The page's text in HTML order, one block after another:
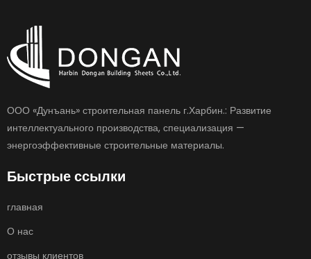
ООО «Дунъань» строительная панель г.Харбин.: Развитие
интеллектуального производства, специализация —
энергоэффективные строительные материалы.
Быстрые ссылки
главная
О нас
отзывы клиентов